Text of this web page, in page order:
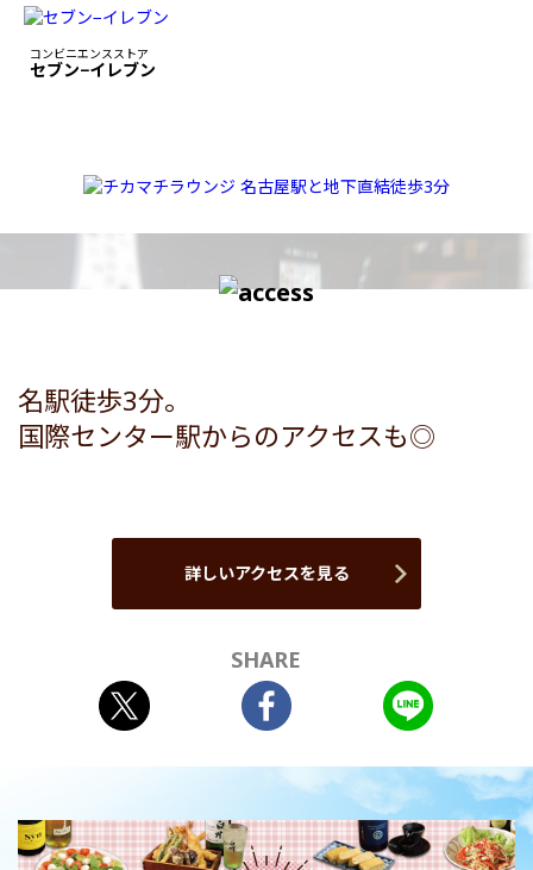
コンビニエンスストア
セブン−イレブン
名駅徒歩3分。
国際センター駅からのアクセスも◎
詳しいアクセスを見る
SHARE